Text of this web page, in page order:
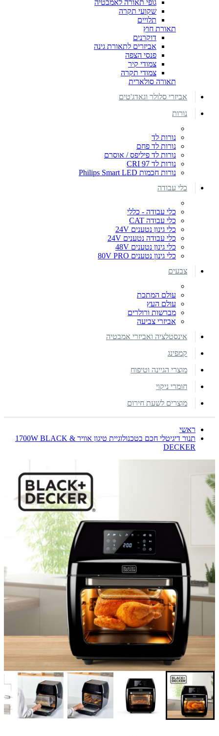
גופי תאורה לאמבטיה
שקועי תקרה
תלויים
תאורת חוץ
דוקרנים
אביזרים לתאורת גינה
פנסי הצפה
צמודי קיר
צמודי תקרה
תאורה סולארית
אביזרי סלולר וגאדג'טים
נורות
נורות לד
נורות לד פחם
נורות לד פיליפס / אוסרם
נורות לד CRI 97
נורות חכמות Philips Smart LED
כלי עבודה
כלי עבודה - כללי
כלי עבודה CAT
כלי גינון נטענים 24V
כלי עבודה נטענים 24V
כלי גינון נטענים 48V
כלי גינון נטענים 80V PRO
צבעים
עולם המתכת
עולם העץ
מברשות ורולרים
אביזרי צביעה
אינסטלציה ואביזרי אמבטיה
קמפינג
מוצרי הגיינה וטיפוח
חומרי ניקוי
מוצרים לשעת חירום
ראשי
תנור דיגיטלי חכם בטכנולוגיית טיגון אוויר 1700W BLACK &
DECKER